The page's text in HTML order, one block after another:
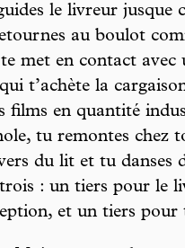
le livreur jusque
au boulot
met en contact
t’achète la
films en quantité
tu remontes chez
du lit et tu danses
: un tiers pour le
et un tiers pour